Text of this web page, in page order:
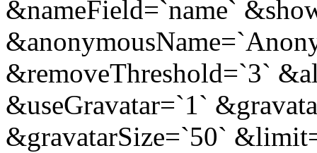
&nameField=`name`
&removeThreshold=`3`
&useGravatar=`1`
&gravatarSize=`50`